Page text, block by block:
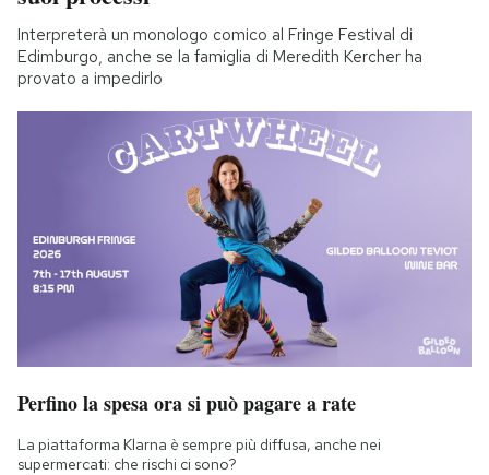
Interpreterà un monologo comico al Fringe Festival di
Edimburgo, anche se la famiglia di Meredith Kercher ha
provato a impedirlo
Perfino la spesa ora si può pagare a rate
La piattaforma Klarna è sempre più diffusa, anche nei
supermercati: che rischi ci sono?